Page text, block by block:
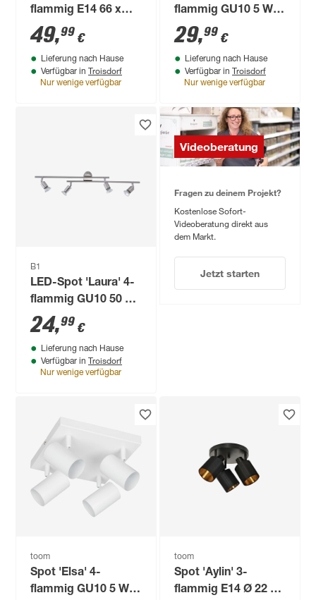
flammig E14 66 x
15,5 cm
49,99 €
Lieferung nach Hause
Verfügbar in Troisdorf
Nur wenige verfügbar
flammig GU10 5 W
42 x 12 cm
29,99 €
Lieferung nach Hause
Verfügbar in Troisdorf
Nur wenige verfügbar
B1
LED-Spot 'Laura' 4-
flammig GU10 50 W
73,5 x 8,5 cm
24,99 €
Lieferung nach Hause
Verfügbar in Troisdorf
Nur wenige verfügbar
Videoberatung
Fragen zu deinem Projekt?
Kostenlose Sofort-
Videoberatung direkt aus
dem Markt.
Jetzt starten
toom
Spot 'Elsa' 4-
flammig GU10 5 W
toom
Spot 'Aylin' 3-
flammig E14 Ø 22 x